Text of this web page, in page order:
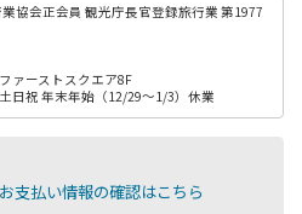
協会正会員 観光庁長官登録旅行業 第1977
ァーストスクエア8F
日祝 年末年始（12/29～1/3）休業
支払い情報の確認はこちら